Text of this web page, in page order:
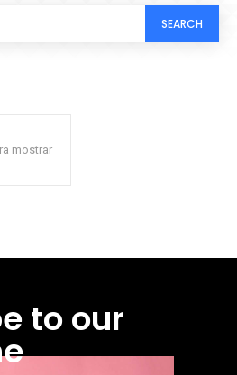
SEARCH
mostrar
to our